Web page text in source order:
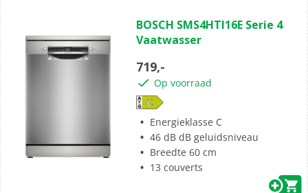
BOSCH SMS4HTI16E Serie 4
Vaatwasser
719,-
Op voorraad
Energieklasse C
46 dB dB geluidsniveau
Breedte 60 cm
13 couverts